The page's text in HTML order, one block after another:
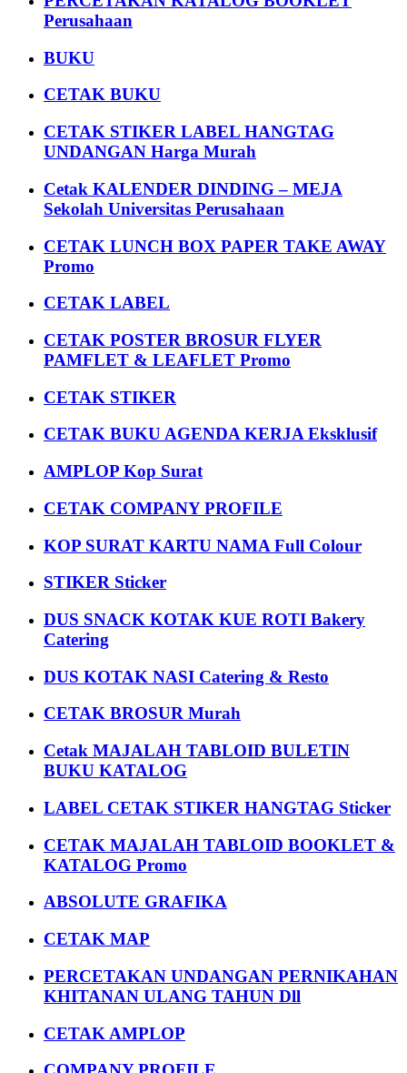
Perusahaan
BUKU
CETAK BUKU
CETAK STIKER LABEL HANGTAG
UNDANGAN Harga Murah
Cetak KALENDER DINDING – MEJA
Sekolah Universitas Perusahaan
CETAK LUNCH BOX PAPER TAKE AWAY
Promo
CETAK LABEL
CETAK POSTER BROSUR FLYER
PAMFLET & LEAFLET Promo
CETAK STIKER
CETAK BUKU AGENDA KERJA Eksklusif
AMPLOP Kop Surat
CETAK COMPANY PROFILE
KOP SURAT KARTU NAMA Full Colour
STIKER Sticker
DUS SNACK KOTAK KUE ROTI Bakery
Catering
DUS KOTAK NASI Catering & Resto
CETAK BROSUR Murah
Cetak MAJALAH TABLOID BULETIN
BUKU KATALOG
LABEL CETAK STIKER HANGTAG Sticker
CETAK MAJALAH TABLOID BOOKLET &
KATALOG Promo
ABSOLUTE GRAFIKA
CETAK MAP
PERCETAKAN UNDANGAN PERNIKAHAN
KHITANAN ULANG TAHUN Dll
CETAK AMPLOP